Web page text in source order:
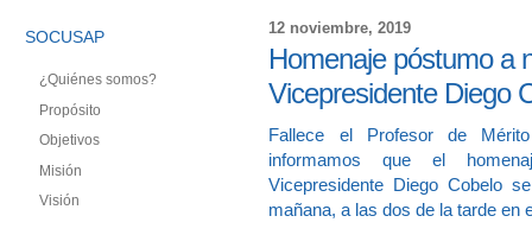
12 noviembre, 2019
Homenaje póstumo a
Vicepresidente Diego
Fallece el Profesor de
informamos que el
Vicepresidente Diego Cobelo
mañana, a las dos de la tarde en
SOCUSAP
¿Quiénes somos?
Propósito
Objetivos
Misión
Visión